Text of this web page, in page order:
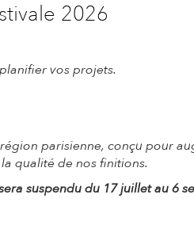
2026
vos projets.
parisienne, conçu pour
qualité de nos finitions.
suspendu du 17 juillet au 6